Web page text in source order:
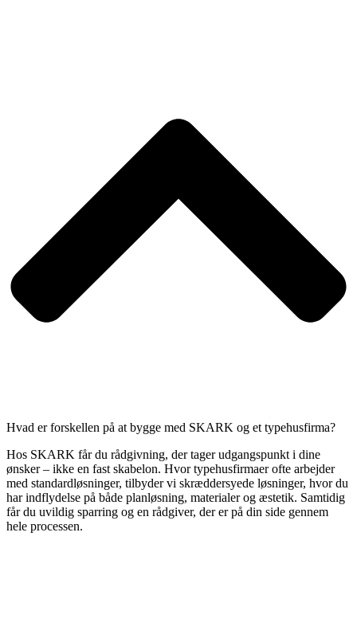
Hvad er forskellen på at bygge med SKARK og et typehusfirma?
Hos SKARK får du rådgivning, der tager udgangspunkt i dine
ønsker – ikke en fast skabelon. Hvor typehusfirmaer ofte arbejder
med standardløsninger, tilbyder vi skræddersyede løsninger, hvor du
har indflydelse på både planløsning, materialer og æstetik. Samtidig
får du uvildig sparring og en rådgiver, der er på din side gennem
hele processen.